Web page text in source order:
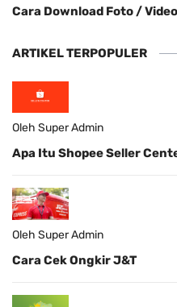
Cara Download Foto /
ARTIKEL TERPOPULER
Oleh Super Admin
Apa Itu Shopee Seller
Oleh Super Admin
Cara Cek Ongkir J&T